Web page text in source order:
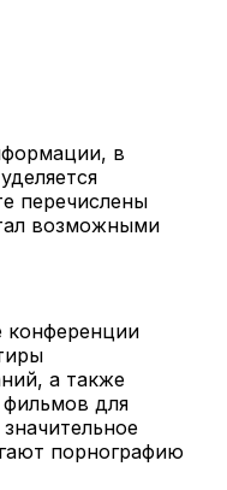
в
перечислены
возможными
конференции
а также
для
порнографию